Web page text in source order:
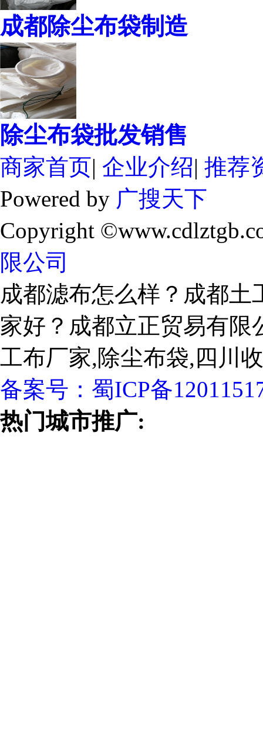
成都除尘布袋制造
除尘布袋批发销售
商家首页| 企业介绍| 推荐
Powered by 广搜天下
Copyright
限公司
成都滤布怎么样？成都
家好？成都立正贸易有
工布厂家,除尘布袋,四川
备案号： 蜀ICP备
热门城市推广: